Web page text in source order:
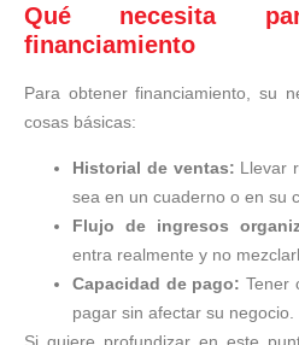
Qué necesita
financiamiento
Para obtener financiamiento, su
cosas básicas:
Historial de ventas: Llevar
sea en un cuaderno o en su
Flujo de ingresos
entra realmente y no
Capacidad de pago: Tener
pagar sin afectar su negocio.